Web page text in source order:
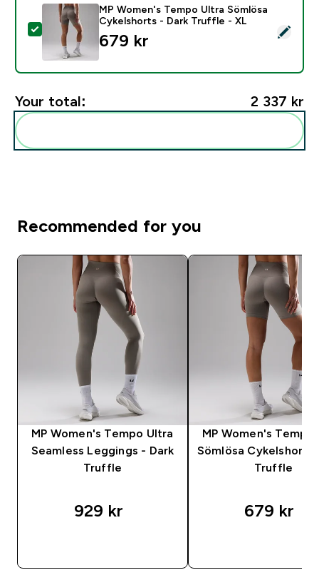
Select this product - MP Women's Tempo Ultra
MP Women's Tempo Ultra Sömlösa
Cykelshorts - Dark Truffle - XL
679 kr‎
Your total: 2 337 kr‎
Recommended for you
MP Women's Tempo Ultra
Seamless Leggings - Dark
Truffle
929 kr‎
MP Women's Tempo
Sömlösa Cykelshorts
Truffle
679 kr‎